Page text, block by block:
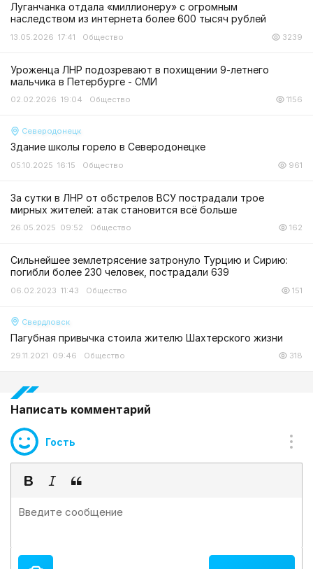
Луганчанка отдала «миллионеру» с огромным
наследством из интернета более 600 тысяч рублей
13.05.2026 17:41 Общество 3239
Уроженца ЛНР подозревают в похищении 9-летнего
мальчика в Петербурге - СМИ
02.02.2026 19:04 Общество 1156
Северодонецк
Здание школы горело в Северодонецке
05.10.2025 16:15 Общество 961
За сутки в ЛНР от обстрелов ВСУ пострадали трое
мирных жителей: атак становится всё больше
26.05.2025 09:52 Общество 162
Сильнейшее землетрясение затронуло Турцию и Сирию:
погибли более 230 человек, пострадали 639
06.02.2023 11:43 Общество 151
Свердловск
Пагубная привычка стоила жителю Шахтерского жизни
29.11.2021 09:46 Общество 318
Написать комментарий
Гость